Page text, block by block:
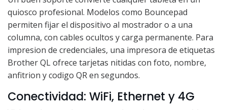
quiosco profesional. Modelos como Bouncepad
permiten fijar el dispositivo al mostrador o a una
columna, con cables ocultos y carga permanente. Para
impresion de credenciales, una impresora de etiquetas
Brother QL ofrece tarjetas nitidas con foto, nombre,
anfitrion y codigo QR en segundos.
Conectividad: WiFi, Ethernet y 4G